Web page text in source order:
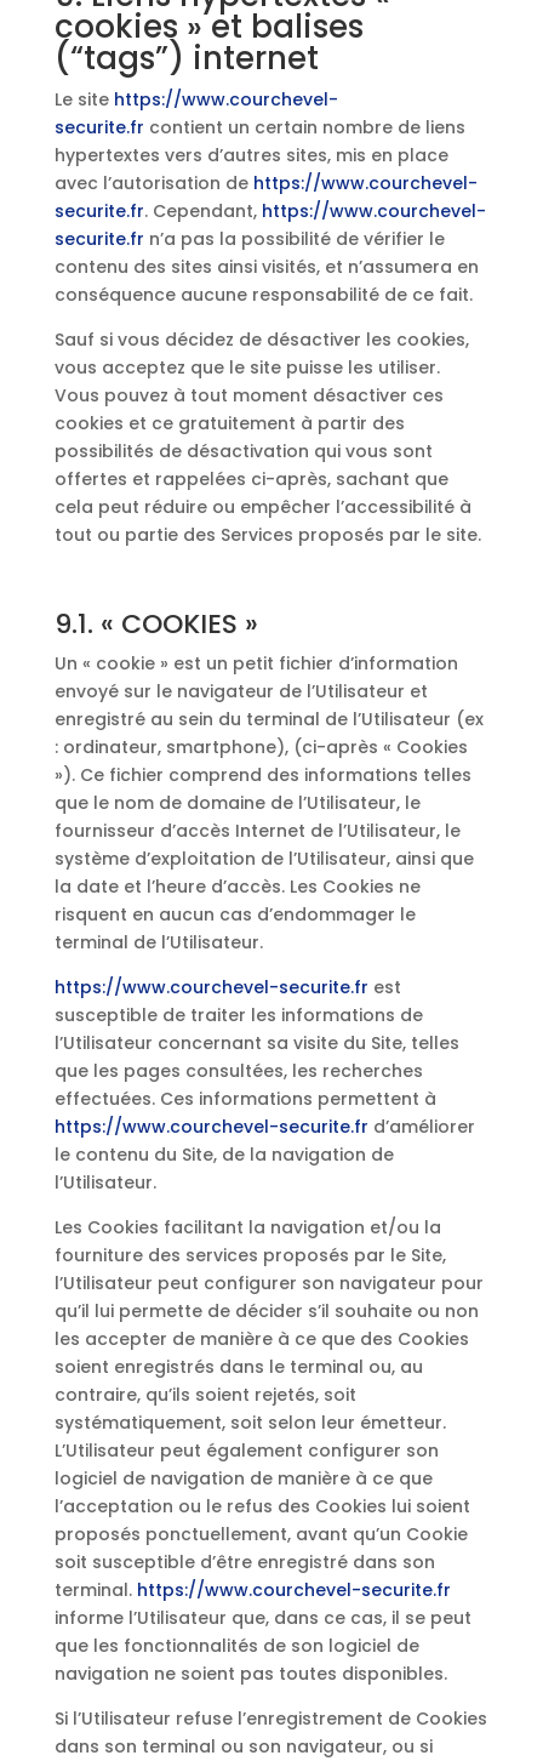
cookies » et balises
(“tags”) internet
Le site https://www.courchevel-
securite.fr contient un certain nombre de liens
hypertextes vers d’autres sites, mis en place
avec l’autorisation de https://www.courchevel-
securite.fr. Cependant, https://www.courchevel-
securite.fr n’a pas la possibilité de vérifier le
contenu des sites ainsi visités, et n’assumera en
conséquence aucune responsabilité de ce fait.
Sauf si vous décidez de désactiver les cookies,
vous acceptez que le site puisse les utiliser.
Vous pouvez à tout moment désactiver ces
cookies et ce gratuitement à partir des
possibilités de désactivation qui vous sont
offertes et rappelées ci-après, sachant que
cela peut réduire ou empêcher l’accessibilité à
tout ou partie des Services proposés par le site.
9.1. « COOKIES »
Un « cookie » est un petit fichier d’information
envoyé sur le navigateur de l’Utilisateur et
enregistré au sein du terminal de l’Utilisateur (ex
: ordinateur, smartphone), (ci-après « Cookies
»). Ce fichier comprend des informations telles
que le nom de domaine de l’Utilisateur, le
fournisseur d’accès Internet de l’Utilisateur, le
système d’exploitation de l’Utilisateur, ainsi que
la date et l’heure d’accès. Les Cookies ne
risquent en aucun cas d’endommager le
terminal de l’Utilisateur.
https://www.courchevel-securite.fr est
susceptible de traiter les informations de
l’Utilisateur concernant sa visite du Site, telles
que les pages consultées, les recherches
effectuées. Ces informations permettent à
https://www.courchevel-securite.fr d’améliorer
le contenu du Site, de la navigation de
l’Utilisateur.
Les Cookies facilitant la navigation et/ou la
fourniture des services proposés par le Site,
l’Utilisateur peut configurer son navigateur pour
qu’il lui permette de décider s’il souhaite ou non
les accepter de manière à ce que des Cookies
soient enregistrés dans le terminal ou, au
contraire, qu’ils soient rejetés, soit
systématiquement, soit selon leur émetteur.
L’Utilisateur peut également configurer son
logiciel de navigation de manière à ce que
l’acceptation ou le refus des Cookies lui soient
proposés ponctuellement, avant qu’un Cookie
soit susceptible d’être enregistré dans son
terminal. https://www.courchevel-securite.fr
informe l’Utilisateur que, dans ce cas, il se peut
que les fonctionnalités de son logiciel de
navigation ne soient pas toutes disponibles.
Si l’Utilisateur refuse l’enregistrement de Cookies
dans son terminal ou son navigateur, ou si